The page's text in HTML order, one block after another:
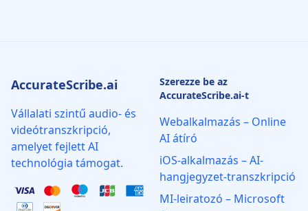
AccurateScribe.ai
Vállalati szintű audio- és
videótranszkripció,
amelyet fejlett AI
technológia támogat.
Szerezze be az
AccurateScribe.ai-t
Webalkalmazás – Online
AI átíró
iOS-alkalmazás – AI-
hangjegyzet-transzkripció
MI‑leiratozó – Microsoft